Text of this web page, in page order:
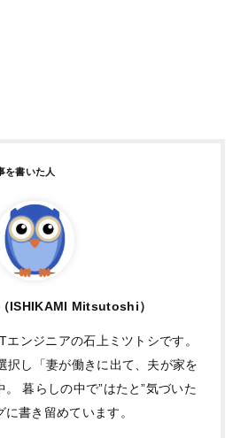
ISHIKAMI Mitsutoshi）
ンジニアの石上ミツトシです。
択し「妻が働きに出て、夫が家を
暮らしの中で”はたと”気づいた
書き留めています。